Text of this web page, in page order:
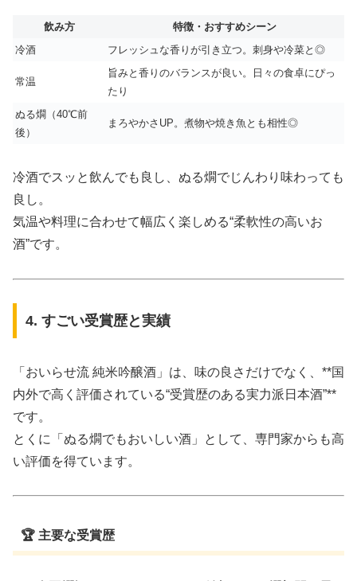
飲み方
特徴・おすすめシーン
冷酒
フレッシュな香りが引き立つ。刺身や冷菜と◎
常温
旨みと香りのバランスが良い。日々の食卓にぴっ
たり
ぬる燗（40℃前
後）
まろやかさUP。煮物や焼き魚とも相性◎
冷酒でスッと飲んでも良し、ぬる燗でじんわり味わっても
良し。
気温や料理に合わせて幅広く楽しめる“柔軟性の高いお
酒”です。
4. すごい受賞歴と実績
「おいらせ流 純米吟醸酒」は、味の良さだけでなく、**国
内外で高く評価されている“受賞歴のある実力派日本酒”**
です。
とくに「ぬる燗でもおいしい酒」として、専門家からも高
い評価を得ています。
🏆 主要な受賞歴